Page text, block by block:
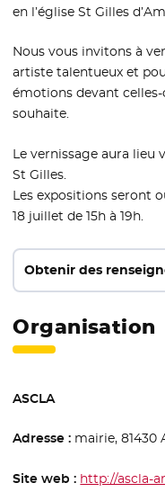
en l’église St Gilles
Nous vous invitons à
artiste talentueux et
émotions devant celles-
souhaite.
Le vernissage aura lieu
St Gilles.
Les expositions seront
18 juillet de 15h à 19h.
Obtenir des
Organisation
ASCLA
Adresse : mairie, 81430
Site web : http://ascla-